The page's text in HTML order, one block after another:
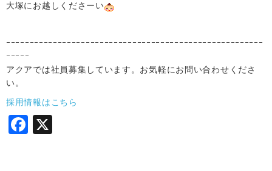
大塚にお越しくださーい
ｰｰｰｰｰｰｰｰｰｰｰｰｰｰｰｰｰｰｰｰｰｰｰｰｰｰｰｰｰｰｰｰｰｰｰｰｰｰｰｰｰｰｰｰｰｰｰｰｰｰｰｰｰｰｰ
ｰｰｰｰｰ
アクアでは社員募集しています。お気軽にお問い合わせくださ
い。
採用情報はこちら
F